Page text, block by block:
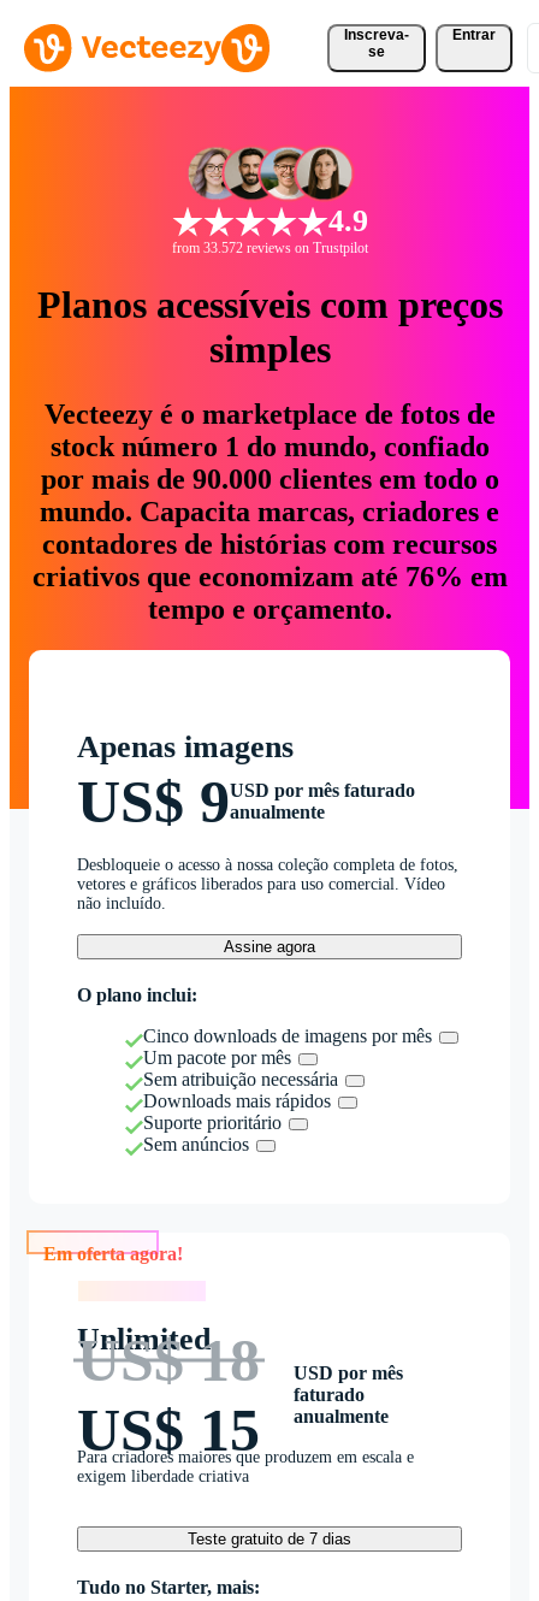
Inscreva-
se
Entrar
4.9
from 33.572 reviews on Trustpilot
Planos acessíveis com preços
simples
Vecteezy é o marketplace de fotos de
stock número 1 do mundo, confiado
por mais de 90.000 clientes em todo o
mundo. Capacita marcas, criadores e
contadores de histórias com recursos
criativos que economizam até 76% em
tempo e orçamento.
Apenas imagens
US$ 9USD por mês faturado
anualmente
Desbloqueie o acesso à nossa coleção completa de fotos,
vetores e gráficos liberados para uso comercial. Vídeo
não incluído.
Assine agora
O plano inclui:
Cinco downloads de imagens por mês
Um pacote por mês
Sem atribuição necessária
Downloads mais rápidos
Suporte prioritário
Sem anúncios
Unlimited
US$ 18
US$ 15
USD por mês
faturado
anualmente
Para criadores maiores que produzem em escala e
exigem liberdade criativa
Teste gratuito de 7 dias
Tudo no Starter, mais: